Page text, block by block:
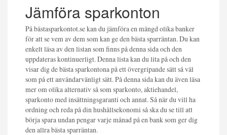
Jämföra sparkonton
På bästasparkontot.se kan du jämföra en mängd olika banker
för att se vem av dem som kan ge den bästa sparräntan. Du kan
enkelt läsa av den listan som finns på denna sida och den
uppdateras kontinuerligt. Denna lista kan du lita på och den
visar dig de bästa sparkontona på ett övergripande sätt så väl
som på ett användarvänligt sätt. På denna sida kan du även läsa
mer om olika alternativ så som sparkonto, aktiehandel,
sparkonto med insättningsgaranti och annat. Så när du vill ha
ordning och reda på din hushållsekonomi så ska du se till att
börja spara undan pengar varje månad på en bank som ger dig
den allra bästa sparräntan.